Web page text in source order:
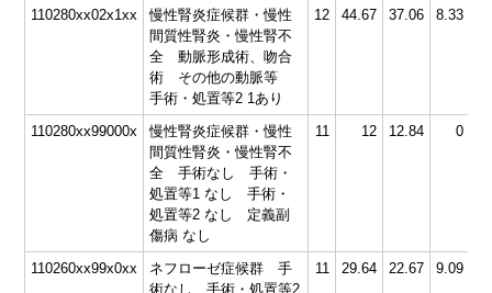
110280xx02x1xx
慢性腎炎症候群・慢性
間質性腎炎・慢性腎不
全 動脈形成術、吻合
術 その他の動脈等
手術・処置等2 1あり
12 44.67 37.06 8.33
110280xx99000x
慢性腎炎症候群・慢性
間質性腎炎・慢性腎不
全 手術なし 手術・
処置等1 なし 手術・
処置等2 なし 定義副
傷病 なし
11 12 12.84 0
110260xx99x0xx
ネフローゼ症候群 手
術なし 手術・処置等2
11 29.64 22.67 9.09